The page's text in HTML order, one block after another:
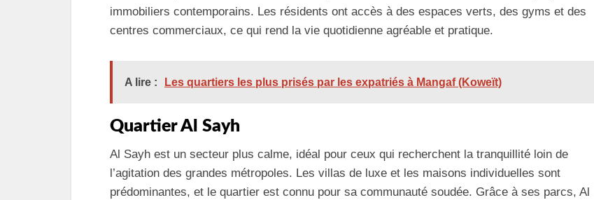
immobiliers contemporains. Les résidents ont accès à des espaces verts, des gyms et des
centres commerciaux, ce qui rend la vie quotidienne agréable et pratique.
A lire : Les quartiers les plus prisés par les expatriés à Mangaf (Koweït)
Quartier Al Sayh
Al Sayh est un secteur plus calme, idéal pour ceux qui recherchent la tranquillité loin de
l’agitation des grandes métropoles. Les villas de luxe et les maisons individuelles sont
prédominantes, et le quartier est connu pour sa communauté soudée. Grâce à ses parcs, Al